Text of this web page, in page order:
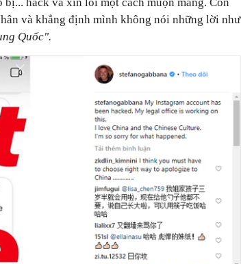
hack và xin lỗi một cách muộn màng. Còn
và khẳng định mình không nói những lời như
Quốc".